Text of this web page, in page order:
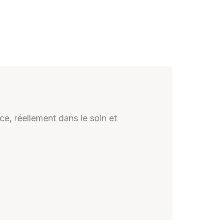
réellement dans le soin et